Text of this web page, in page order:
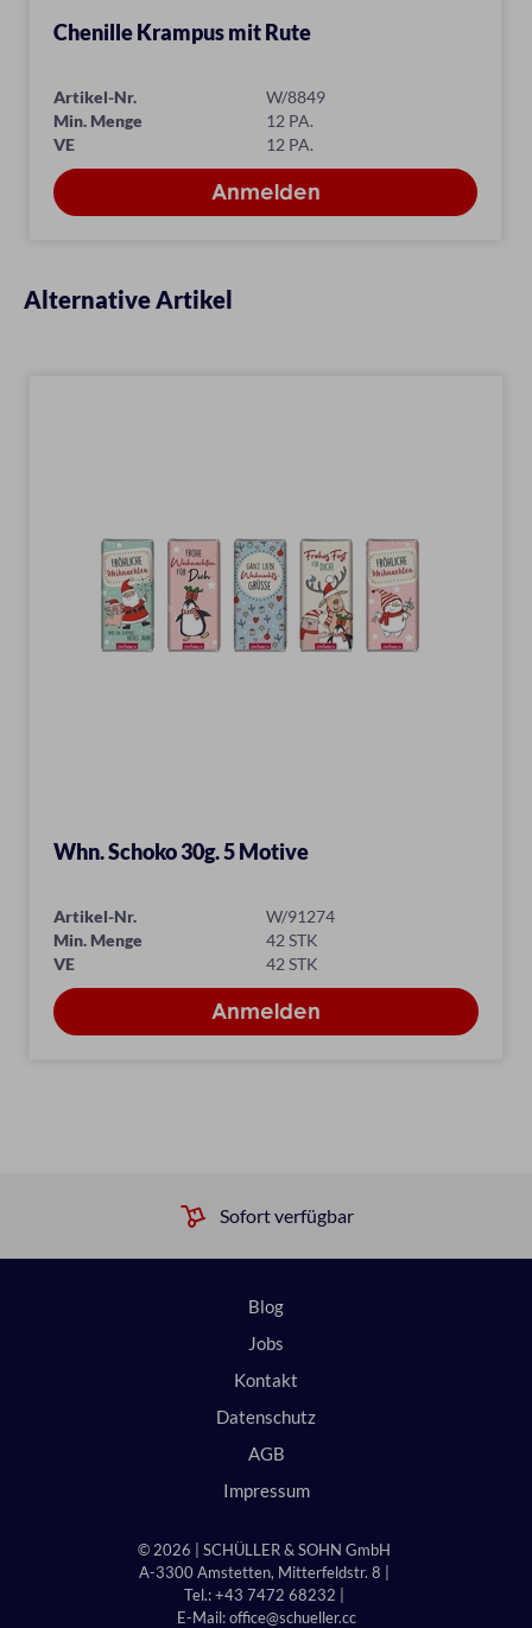
Chenille Krampus mit Rute
Artikel-Nr.
W/8849
Min. Menge
12 PA.
VE
12 PA.
Alternative Artikel
Whn. Schoko 30g. 5 Motive
Artikel-Nr.
W/91274
Min. Menge
42 STK
VE
42 STK
Sofort verfügbar
© 2026 | SCHÜLLER & SOHN GmbH
A-3300 Amstetten, Mitterfeldstr. 8 |
Tel.: +43 7472 68232 |
E-Mail:office@schueller.cc
Blog
Jobs
Kontakt
Datenschutz
AGB
Impressum